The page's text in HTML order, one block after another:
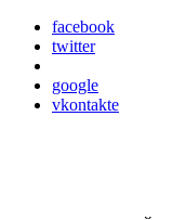
facebook
twitter
google
vkontakte